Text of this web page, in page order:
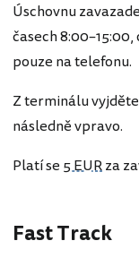
Úschovnu
časech
pouze na telefonu.
Z terminálu
následně vpravo.
Platí se 5 EURza
Fast Track